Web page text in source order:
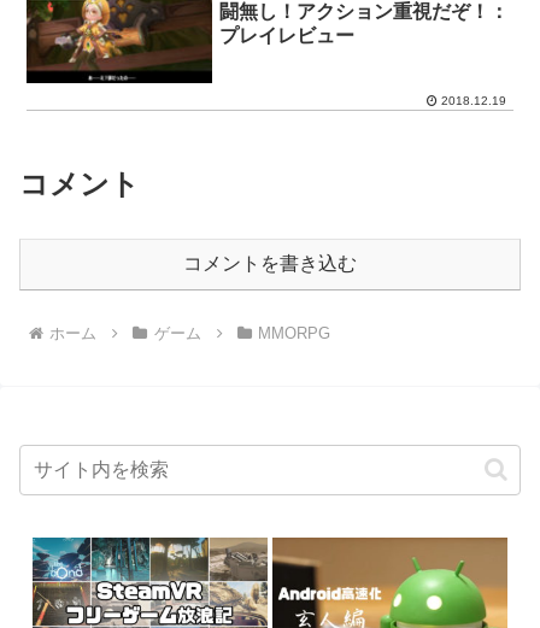
闘無し！アクション重視だぞ！：
プレイレビュー
2018.12.19
コメント
コメントを書き込む
ホーム ゲーム MMORPG